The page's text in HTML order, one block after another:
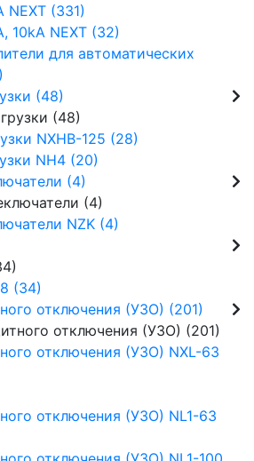
NEXT (331)
10kA NEXT (32)
для автоматических
(48)
(48)
NXHB-125 (28)
NH4 (20)
(4)
(4)
NZK (4)
(34)
отключения (УЗО) (201)
отключения (УЗО) (201)
отключения (УЗО) NXL-63
отключения (УЗО) NL1-63